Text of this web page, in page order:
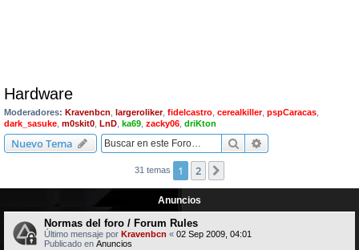
Hardware
Moderadores: Kravenbcn largeroliker, fidelcastro cerealkiller, pspCaracas
dark_sasuke m0skit0 LnD ka69 zacky06 driKton
Nuevo Tema Buscar
31 temas 1 2
Anuncios
Normas del foro / Forum Rules
Último mensaje por Kravenbcn « 02 Sep 2009, 04:01
Publicado en Anuncios